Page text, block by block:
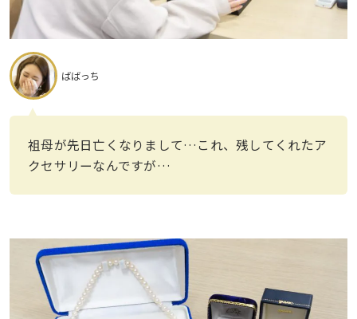
ばばっち
祖母が先日亡くなりまして…これ、残してくれたア
クセサリーなんですが…